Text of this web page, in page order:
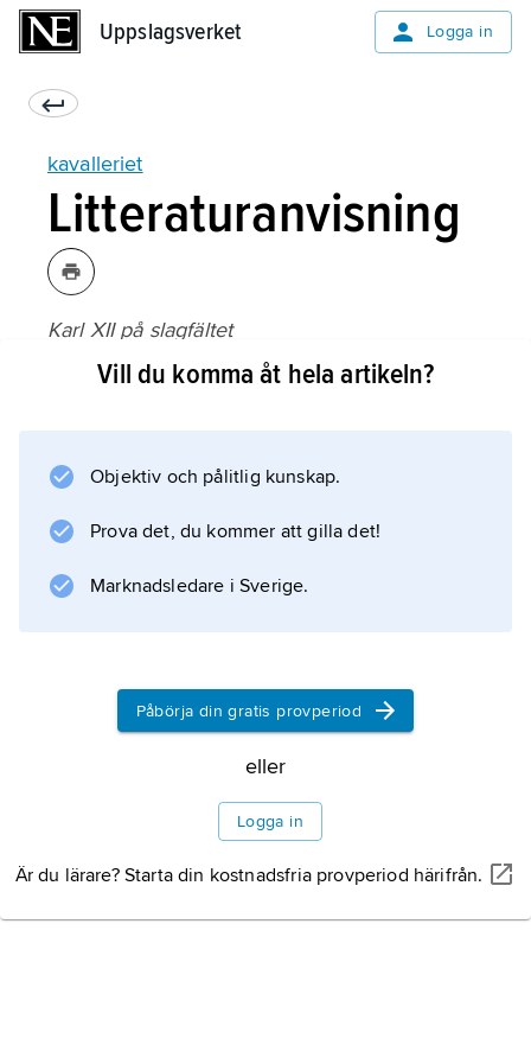
Uppslagsverket Logga in
kavalleriet
Litteraturanvisning
Karl XII på slagfältet
1–4, utgiven av Generalstaben (1918–19);
Information om artikeln
Vill du komma åt hela artikeln?
Objektiv och pålitlig kunskap.
Prova det, du kommer att gilla det!
Marknadsledare i Sverige.
Påbörja din gratis provperiod
eller
Logga in
Är du lärare? Starta din kostnadsfria provperiod härifrån.